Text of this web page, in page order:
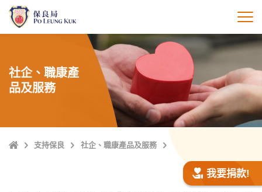
打
社企、職康產
品及服務
主
支持保良 社企、職康產品及服務
我要捐款!